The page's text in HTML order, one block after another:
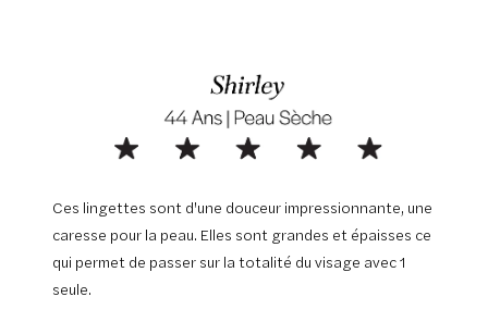
Ces lingettes sont d'une douceur impressionnante, une
caresse pour la peau. Elles sont grandes et épaisses ce
qui permet de passer sur la totalité du visage avec 1
seule.